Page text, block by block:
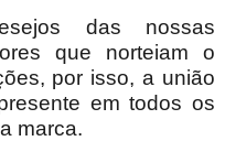
das nossas
que norteiam o
por isso, a união
em todos os
marca.